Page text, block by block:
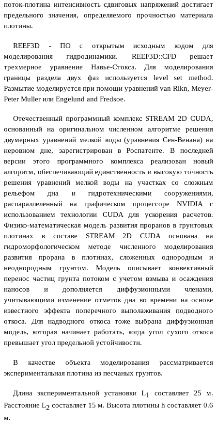
поток-плотина интенсивность сдвиговых напряжений достигает
предельного значения, определяемого прочностью материала
плотины.
REEF3D - ПО с открытым исходным кодом для
моделирования гидродинамики. REEF3D::CFD решает
трехмерное уравнение Навье-Стокса. Для моделирования
границы раздела двух фаз используется level set method.
Размытие моделируется при помощи уравнений van Rikn, Meyer-
Peter Muller или Engelund and Fredsoe.
Отечественный программный комплекс STREAM 2D CUDA,
основанный на оригинальном численном алгоритме решения
двумерных уравнений мелкой воды (уравнения Сен-Венана) на
неровном дне, зарегистрирован в Роспатенте. В последней
версии этого программного комплекса реализован новый
алгоритм, обеспечивающий единственность и высокую точность
решения уравнений мелкой воды на участках со сложным
рельефом дна и гидротехническими сооружениями,
распараллеленный на графическом процессоре NVIDIA с
использованием технологии CUDA для ускорения расчетов.
Физико-математическая модель развития проранов в грунтовых
плотинах в составе STREAM 2D CUDA основана на
гидроморфологическом методе численного моделирования
развития прорана в плотинах, сложенных однородным и
неоднородным грунтом. Модель описывает конвективный
перенос частиц грунта потоком с учетом взмыва и осаждения
наносов и дополняется диффузионными членами,
учитывающими изменение отметок дна во времени на основе
известного эффекта поперечного выполаживания подводного
откоса. Для надводного откоса тоже выбрана диффузионная
модель, которая начинает работать, когда угол сухого откоса
превышает угол предельной устойчивости.
В качестве объекта моделирования рассматривается
экспериментальная плотина из песчаных грунтов.
Длина экспериментальной установки L1 составляет 25 м.
Расстояние L2 составляет 15 м. Высота плотины h составляет 0.6
м.